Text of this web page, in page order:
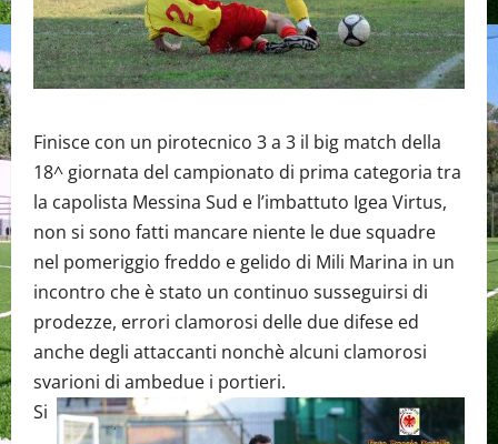
Finisce con un pirotecnico 3 a 3 il big match della
18^ giornata del campionato di prima categoria tra
la capolista Messina Sud e l’imbattuto Igea Virtus,
non si sono fatti mancare niente le due squadre
nel pomeriggio freddo e gelido di Mili Marina in un
incontro che è stato un continuo susseguirsi di
prodezze, errori clamorosi delle due difese ed
anche degli attaccanti nonchè alcuni clamorosi
svarioni di ambedue i portieri.
Si